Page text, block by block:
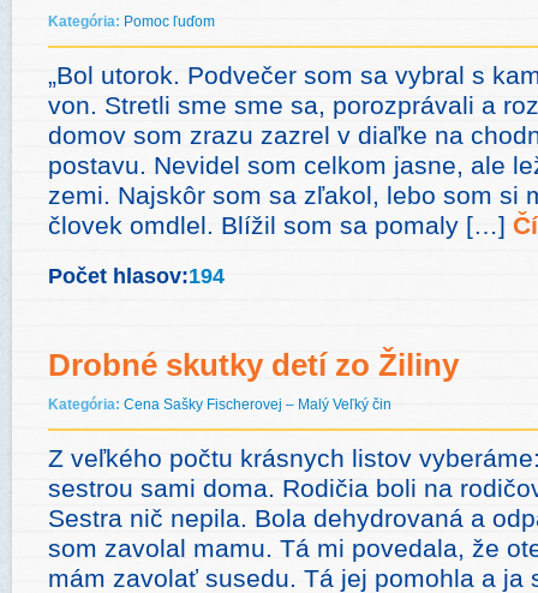
Kategória: Pomoc ľuďom
„Bol utorok. Podvečer som sa vybral s
von. Stretli sme sme sa, porozprávali a
domov som zrazu zazrel v diaľke na
postavu. Nevidel som celkom jasne, ale
zemi. Najskôr som sa zľakol, lebo som si
človek omdlel. Blížil som sa pomaly […]
Počet hlasov:194
Drobné skutky detí zo Žiliny
Kategória: Cena Sašky Fischerovej – Malý Veľký čin
Z veľkého počtu krásnych listov
sestrou sami doma. Rodičia boli na
Sestra nič nepila. Bola dehydrovaná a
som zavolal mamu. Tá mi povedala, že
mám zavolať susedu. Tá jej pomohla a ja